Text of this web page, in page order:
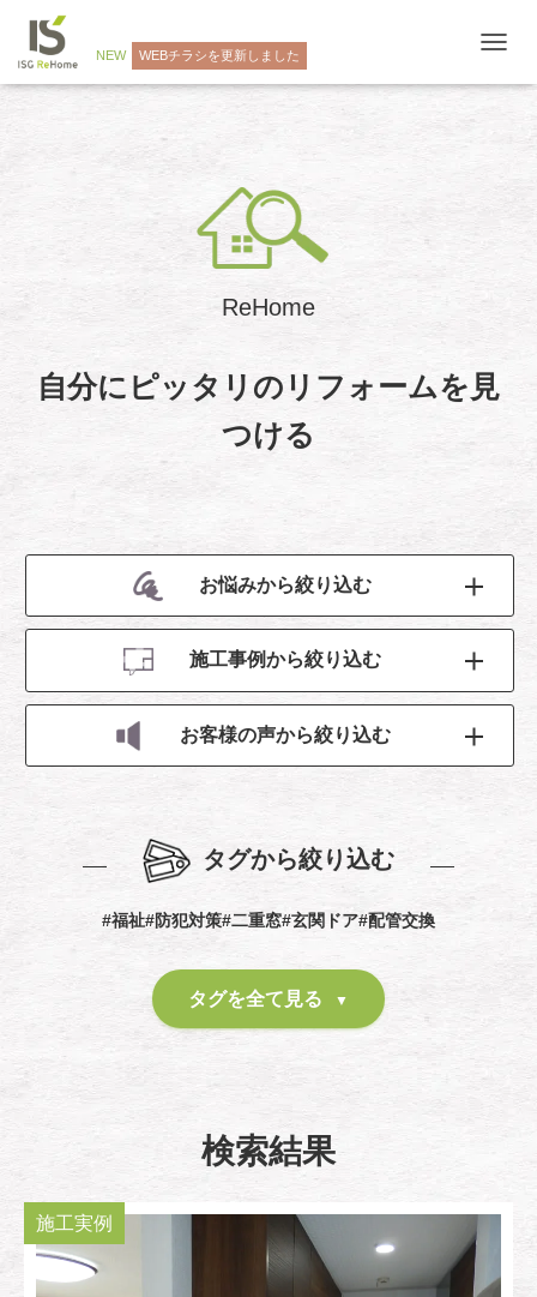
NEW WEBチラシを更新しました
ビ
ReHome
自分にピッタリのリフォームを見
つける
お悩みから絞り込む
施工事例から絞り込む
お客様の声から絞り込む
タグから絞り込む
#福祉#防犯対策#二重窓#玄関ドア#配管交換
タグを全て見る
検索結果
施工実例